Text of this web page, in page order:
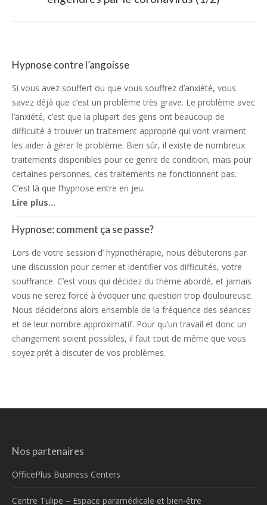
post:
Hypnose contre l’angoisse
Si vous avez souffert ou que vous souffrez d’anxiété, vous
savez déjà que c’est un problème très grave. Le problème avec
l’anxiété, c’est que la plupart des gens ont beaucoup de
difficulté à trouver un traitement approprié qui vont vraiment
les aider à gérer le problème. Bien sûr, il existe de nombreux
traitements disponibles pour ce genre de condition, mais pour
certaines personnes, ces traitements ne fonctionnent pas.
C’est là que l’hypnose entre en jeu.
Lire plus…
Hypnose: comment ça se passe?
Lors de votre session d’ hypnothérapie, nous débuterons par
une discussion pour cerner et identifier vos difficultés, votre
souffrance. C’est vous qui décidez du thème abordé, et jamais
vous ne serez forcé à évoquer une question trop douloureuse.
Nous déciderons alors ensemble de la fréquence des séances
et de leur nombre approximatif. Pour qu’un travail et donc un
changement soient possibles, il faut tout de même que vous
soyez prêt à discuter de vos problèmes.
Nos partenaires
OfficePlus Business Centers
Centre Tulipe – Espace paramédicale et bien-être